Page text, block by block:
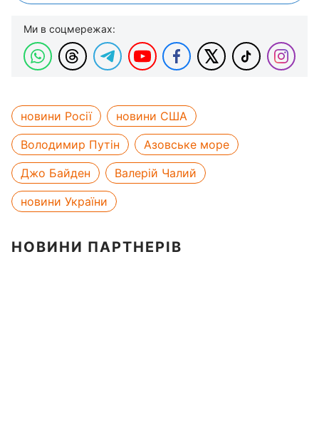
Ми в соцмережах:
новини Росії
новини США
Володимир Путін
Азовське море
Джо Байден
Валерій Чалий
новини України
НОВИНИ ПАРТНЕРІВ